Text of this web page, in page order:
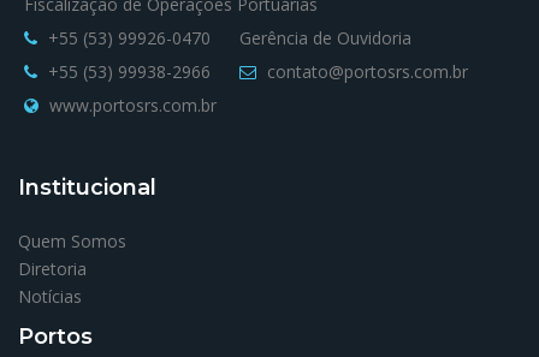
+55 (53) 99926-0470
Gerência de Ouvidoria
+55 (53) 99938-2966
contato@portosrs.com.br
www.portosrs.com.br
Institucional
Quem Somos
Diretoria
Notícias
Portos